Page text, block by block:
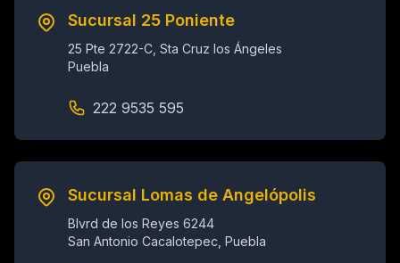
Sucursal 25 Poniente
25 Pte 2722-C, Sta Cruz los Ángeles
Puebla
222 9535 595
Sucursal Lomas de Angelópolis
Blvrd de los Reyes 6244
San Antonio Cacalotepec, Puebla